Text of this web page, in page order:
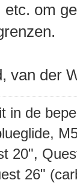
om
van der
in de
20",
26"